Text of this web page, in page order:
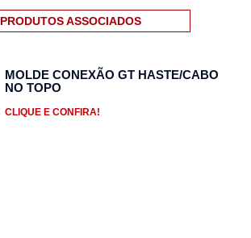
PRODUTOS ASSOCIADOS
MOLDE CONEXÃO GT HASTE/CABO
NO TOPO
CLIQUE E CONFIRA!